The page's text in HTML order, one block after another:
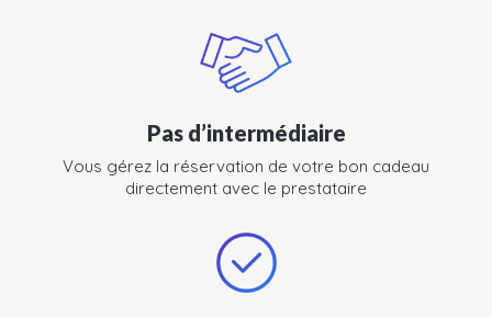
Pas d’intermédiaire
Vous gérez la réservation de votre bon cadeau
directement avec le prestataire